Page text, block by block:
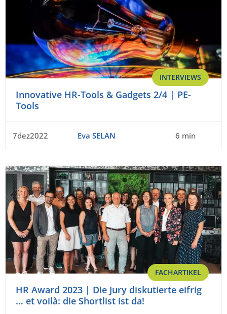
INTERVIEWS
Innovative HR-Tools & Gadgets 2/4 | PE-
Tools
7dez2022 Eva SELAN 6 min
FACHARTIKEL
HR Award 2023 | Die Jury diskutierte eifrig
… et voilà: die Shortlist ist da!